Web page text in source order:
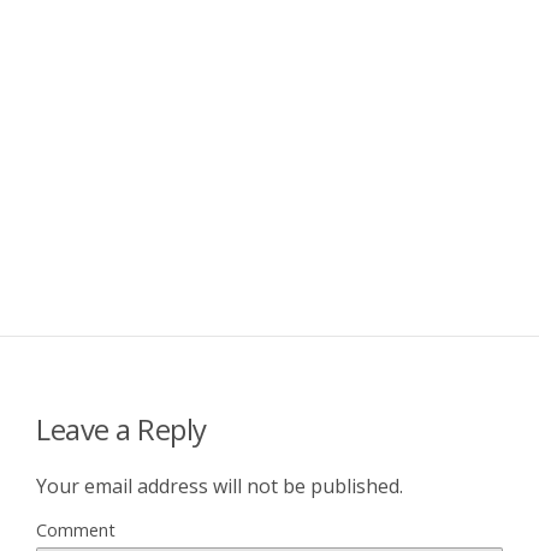
Leave a Reply
Your email address will not be published.
Comment